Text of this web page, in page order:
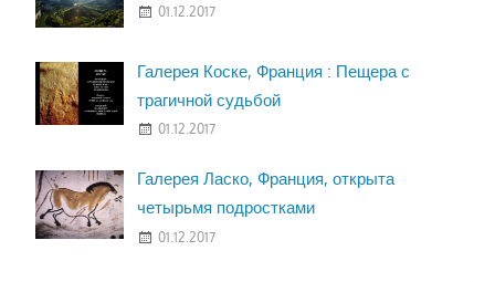
01.12.2017
Галерея Коске, Франция : Пещера с
трагичной судьбой
01.12.2017
Галерея Ласко, Франция, открыта
четырьмя подростками
01.12.2017